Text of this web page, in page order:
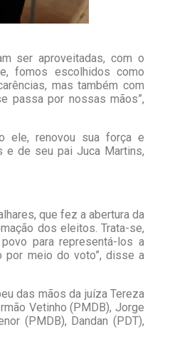
ser aproveitadas, com o
fomos escolhidos como
mas também com
passa por nossas mãos”,
ele, renovou sua força e
e de seu pai Juca Martins,
que fez a abertura da
dos eleitos. Trata-se,
para representá-los a
por meio do voto”, disse a
das mãos da juíza Tereza
Vetinho (PMDB), Jorge
(PMDB), Dandan (PDT),